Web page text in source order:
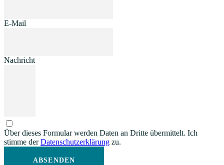
E-Mail
Nachricht
Über dieses Formular werden Daten an Dritte übermittelt. Ich
stimme derDatenschutzerklärung zu.
ABSENDEN